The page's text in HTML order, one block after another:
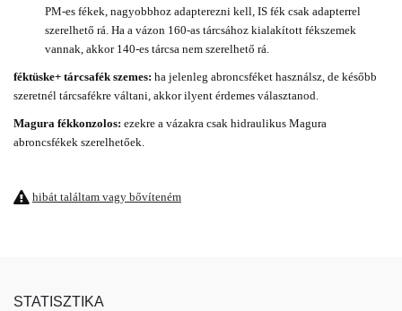
PM-es fékek, nagyobbhoz adapterezni kell, IS fék csak adapterrel
szerelhető rá. Ha a vázon 160-as tárcsához kialakított fékszemek
vannak, akkor 140-es tárcsa nem szerelhető rá.
féktüske+ tárcsafék szemes: ha jelenleg abroncsféket használsz, de később
szeretnél tárcsafékre váltani, akkor ilyent érdemes választanod.
Magura fékkonzolos: ezekre a vázakra csak hidraulikus Magura
abroncsfékek szerelhetőek.
hibát találtam vagy bővíteném
STATISZTIKA